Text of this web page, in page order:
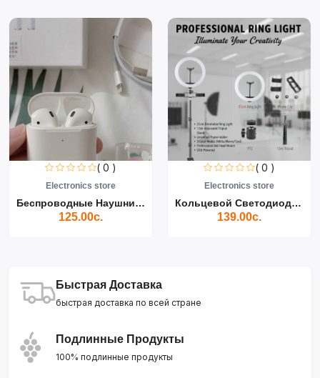
( 0 )
Electronics store
Беспроводные Наушники Air...
125.00с.
( 0 )
Electronics store
Кольцевой Светодиодный Св...
139.00с.
Быстрая Доставка
быстрая доставка по всей стране
Подлинные Продукты
100% подлинные продукты